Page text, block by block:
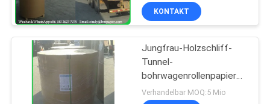
KONTAKT
Jungfrau-Holzschliff-
Tunnel-
bohrwagenrollenpapier
100%
Verhandelbar MOQ:5 Mio